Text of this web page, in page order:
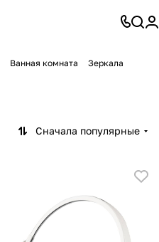
Ванная комната Зеркала
Сначала популярные